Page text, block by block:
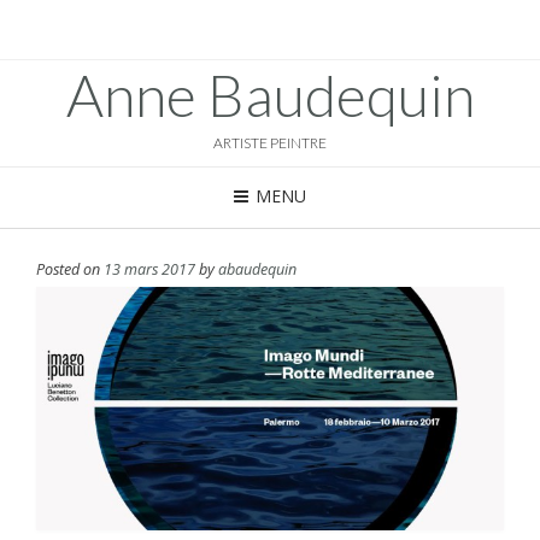
Anne Baudequin
ARTISTE PEINTRE
MENU
Posted on 13 mars 2017byabaudequin